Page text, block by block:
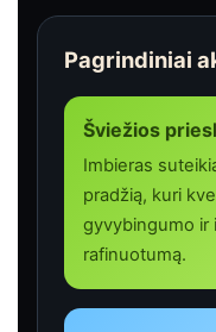
Pagrindiniai
Šviežios
Imbieras
pradžią, kuri
gyvybingumo ir
rafinuotumą.